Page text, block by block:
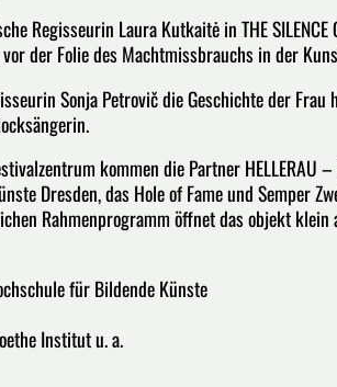
Laura Kutkaitė in THE SILENCE
der Folie des Machtmissbrauchs in der
Sonja Petrovič die Geschichte der
kommen die Partner HELLERAU
Dresden, das Hole of Fame und Semper
Rahmenprogramm öffnet das objekt klein
für Bildende Künste
Institut u. a.